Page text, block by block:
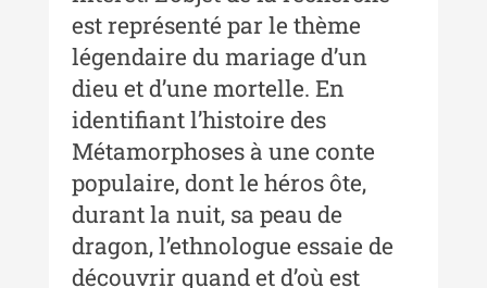
Muzeului de Istorie a Moldovei -
XXII / 2016
Indexul Complet
Anuarul Muzeului Etnografic al
Moldovei
Anuarul Muzeului Etnografic al
Moldovei - XXII / 2022
Anuarul Muzeului Etnografic al
est représenté par le thème
légendaire du mariage d’un
dieu et d’une mortelle. En
identifiant l’histoire des
Métamorphoses à une conte
populaire, dont le héros ôte,
durant la nuit, sa peau de
dragon, l’ethnologue essaie de
découvrir quand et d’où est